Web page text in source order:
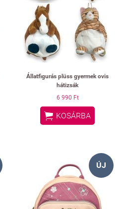
Állatfigurás plüss gyermek ovis
hátizsák
6 990 Ft
 KOSÁRBA
ÚJ